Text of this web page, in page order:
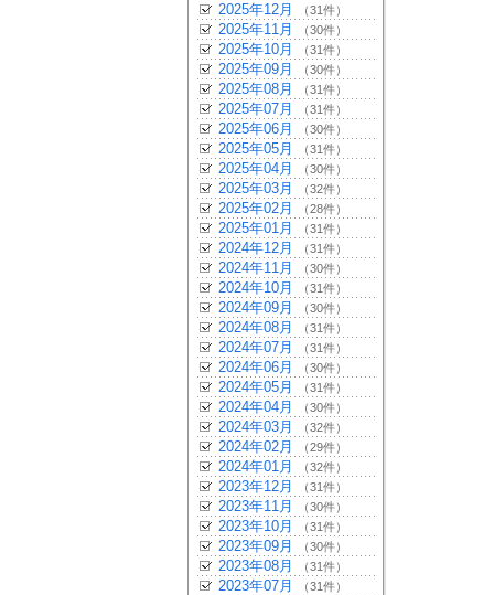
2025年12月 （31件）
2025年11月 （30件）
2025年10月 （31件）
2025年09月 （30件）
2025年08月 （31件）
2025年07月 （31件）
2025年06月 （30件）
2025年05月 （31件）
2025年04月 （30件）
2025年03月 （32件）
2025年02月 （28件）
2025年01月 （31件）
2024年12月 （31件）
2024年11月 （30件）
2024年10月 （31件）
2024年09月 （30件）
2024年08月 （31件）
2024年07月 （31件）
2024年06月 （30件）
2024年05月 （31件）
2024年04月 （30件）
2024年03月 （32件）
2024年02月 （29件）
2024年01月 （32件）
2023年12月 （31件）
2023年11月 （30件）
2023年10月 （31件）
2023年09月 （30件）
2023年08月 （31件）
2023年07月 （31件）